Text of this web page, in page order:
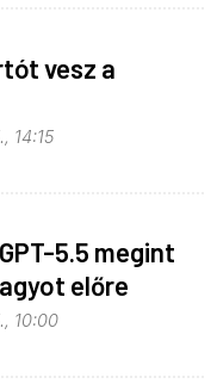
vesz a
14:15
5.5 megint
előre
10:00